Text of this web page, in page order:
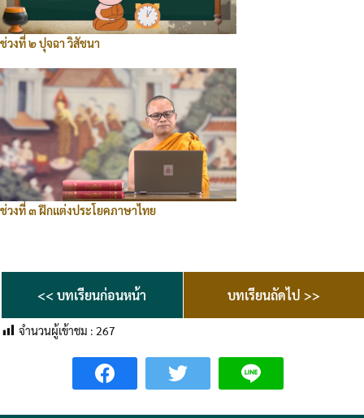
ช่วงที่ ๒ ปุจฉา วิสัชนา
ช่วงที่ ๓ ฝึกแต่งประโยคภาษาไทย
<< บทเรียนก่อนหน้า บทเรียนถัดไป >>
จำนวนผู้เข้าชม : 267